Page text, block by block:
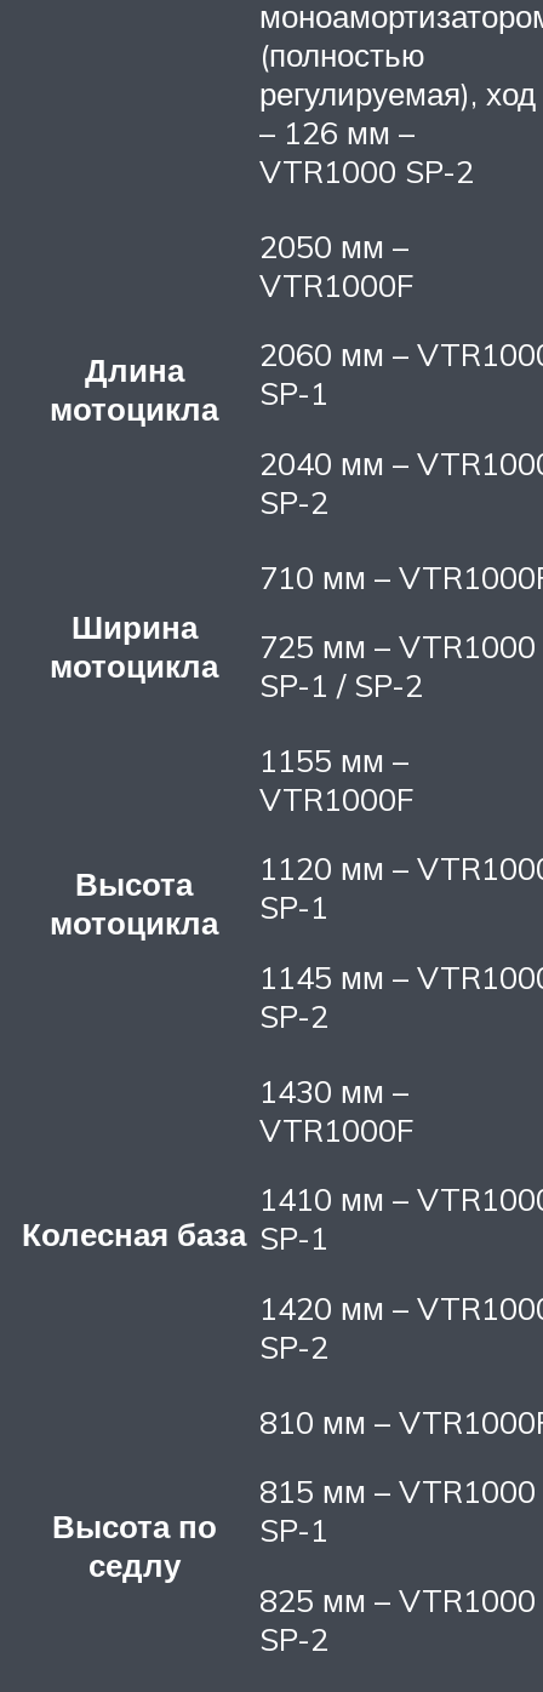
(полностью
регулируемая), ход
– 126 мм –
VTR1000 SP-2
Длина
мотоцикла
2050 мм –
VTR1000F
2060 мм –
SP-1
2040 мм –
SP-2
Ширина
мотоцикла
710 мм –
725 мм – VTR1000
SP-1 / SP-2
Высота
мотоцикла
1155 мм –
VTR1000F
1120 мм –
SP-1
1145 мм –
SP-2
Колесная база
1430 мм –
VTR1000F
1410 мм –
SP-1
1420 мм –
SP-2
Высота по
седлу
810 мм –
815 мм – VTR1000
SP-1
825 мм – VTR1000
SP-2